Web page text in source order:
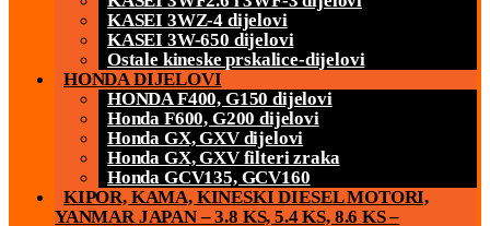
KASEI 3WZ-4 dijelovi
KASEI 3W-650 dijelovi
Ostale kineske prskalice-dijelovi
HONDA DIJELOVI
HONDA F400, G150 dijelovi
Honda F600, G200 dijelovi
Honda GX, GXV dijelovi
Honda GX, GXV filteri zraka
Honda GCV135, GCV160
KIPOR, KAMA, KINESKI DIESEL MOTORI,
YANMAR JAPAN – 3.8 KS, 5.4 KS, 8.6 KS –